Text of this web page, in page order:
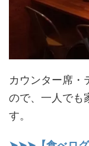
カウンター席・
ので、一人でも
す。